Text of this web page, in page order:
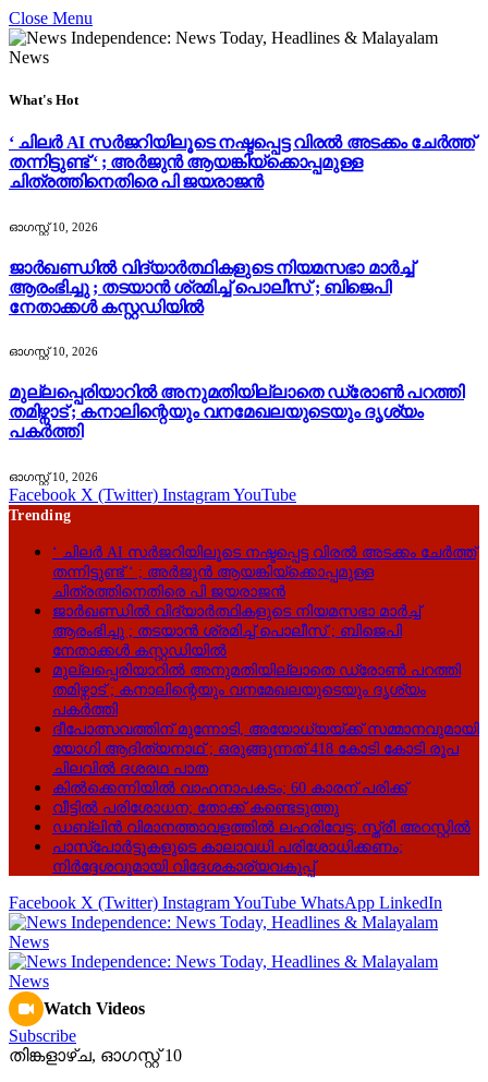
Close Menu
What's Hot
‘ ചിലർ AI സർജറിയിലൂടെ നഷ്ടപ്പെട്ട വിരൽ അടക്കം ചേർത്ത്
തന്നിട്ടുണ്ട് ‘ ; അർജുൻ ആയങ്കിയ്ക്കൊപ്പമുള്ള
ചിത്രത്തിനെതിരെ പി ജയരാജൻ
ഓഗസ്റ്റ്‌ 10, 2026
ജാർഖണ്ഡിൽ വിദ്യാർത്ഥികളുടെ നിയമസഭാ മാർച്ച്
ആരംഭിച്ചു ; തടയാൻ ശ്രമിച്ച് പൊലീസ് ; ബിജെപി
നേതാക്കൾ കസ്റ്റഡിയിൽ
ഓഗസ്റ്റ്‌ 10, 2026
മുല്ലപ്പെരിയാറിൽ അനുമതിയില്ലാതെ ഡ്രോൺ പറത്തി
തമിഴ്നാട് ; കനാലിന്റെയും വനമേഖലയുടെയും ദൃശ്യം
പകർത്തി
ഓഗസ്റ്റ്‌ 10, 2026
Facebook X (Twitter) InstagramYouTube
Trending
‘ ചിലർ AI സർജറിയിലൂടെ നഷ്ടപ്പെട്ട വിരൽ അടക്കം ചേർത്ത്
തന്നിട്ടുണ്ട് ‘ ; അർജുൻ ആയങ്കിയ്ക്കൊപ്പമുള്ള
ചിത്രത്തിനെതിരെ പി ജയരാജൻ
ജാർഖണ്ഡിൽ വിദ്യാർത്ഥികളുടെ നിയമസഭാ മാർച്ച്
ആരംഭിച്ചു ; തടയാൻ ശ്രമിച്ച് പൊലീസ് ; ബിജെപി
നേതാക്കൾ കസ്റ്റഡിയിൽ
മുല്ലപ്പെരിയാറിൽ അനുമതിയില്ലാതെ ഡ്രോൺ പറത്തി
തമിഴ്നാട് ; കനാലിന്റെയും വനമേഖലയുടെയും ദൃശ്യം
പകർത്തി
ദീപോത്സവത്തിന് മുന്നോടി, അയോധ്യയ്ക്ക് സമ്മാനവുമായി
യോഗി ആദിത്യനാഥ് ; ഒരുങ്ങുന്നത് 418 കോടി കോടി രൂപ
ചിലവിൽ ദശരഥ പാത
കിൽക്കെന്നിയിൽ വാഹനാപകടം; 60 കാരന് പരിക്ക്
വീട്ടിൽ പരിശോധന; തോക്ക് കണ്ടെടുത്തു
ഡബ്ലിൻ വിമാനത്താവളത്തിൽ ലഹരിവേട്ട; സ്ത്രീ അറസ്റ്റിൽ
പാസ്‌പോർട്ടുകളുടെ കാലാവധി പരിശോധിക്കണം;
നിർദ്ദേശവുമായി വിദേശകാര്യവകുപ്പ്
Facebook X (Twitter) InstagramYouTube WhatsApp LinkedIn
Watch Videos
Subscribe
തിങ്കളാഴ്‌ച, ഓഗസ്റ്റ്‌ 10